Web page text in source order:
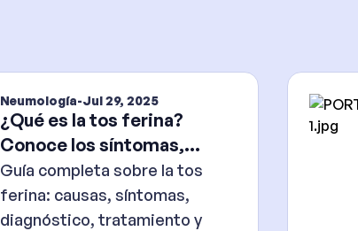
Neumología-Jul 29, 2025
¿Qué es la tos ferina?
Conoce los síntomas,
prevención y tratamiento
Guía completa sobre la tos
ferina: causas, síntomas,
diagnóstico, tratamiento y